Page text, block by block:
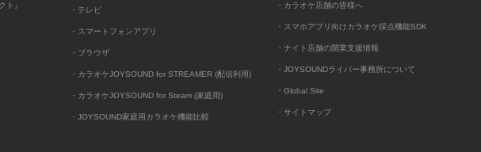
ト』
・テレビ
・スマートフォンアプリ
・ブラウザ
・カラオケJOYSOUND for STREAMER (配信利用)
・カラオケJOYSOUND for Steam (家庭用)
・JOYSOUND家庭用カラオケ機能比較
・カラオケ店舗の皆様へ
・スマホアプリ向けカラオケ採点機能SDK
・ナイト店舗の開業支援情報
・JOYSOUNDライバー事務所について
・Global Site
・サイトマップ